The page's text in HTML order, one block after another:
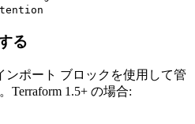
る
ンポート ブロックを使用して管
Terraform 1.5+ の場合: